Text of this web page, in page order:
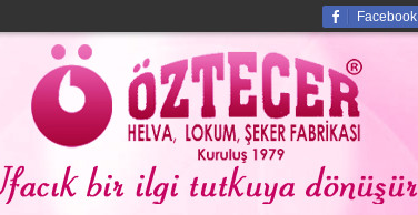
Facebook